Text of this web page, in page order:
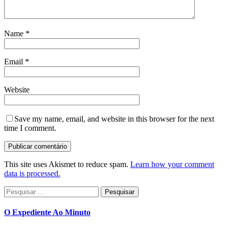
Name *
Email *
Website
Save my name, email, and website in this browser for the next
time I comment.
This site uses Akismet to reduce spam. Learn how your comment
data is processed.
Pesquisar
por:
O Expediente Ao Minuto